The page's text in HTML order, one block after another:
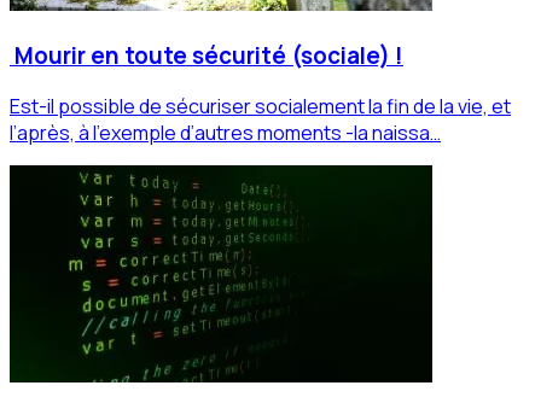
Mourir en toute sécurité (sociale) !
Est-il possible de sécuriser socialement la fin de la vie, et
l’après, à l’exemple d’autres moments -la naissa…